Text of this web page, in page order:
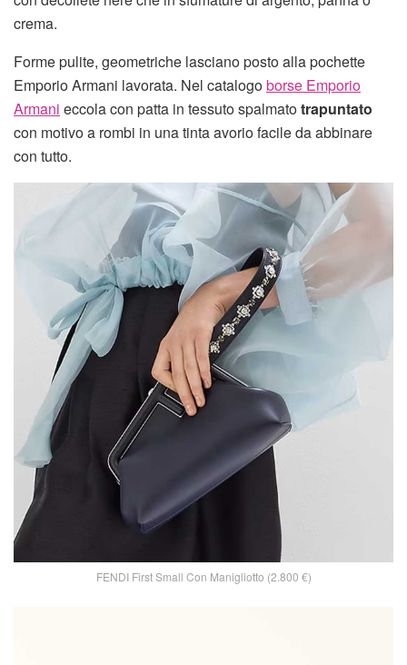
crema.
Forme pulite, geometriche lasciano posto alla pochette
Emporio Armani lavorata. Nel catalogoborse Emporio
Armani eccola con patta in tessuto spalmatotrapuntato
con motivo a rombi in una tinta avorio facile da abbinare
con tutto.
FENDI First Small Con Manigliotto (2.800 €)